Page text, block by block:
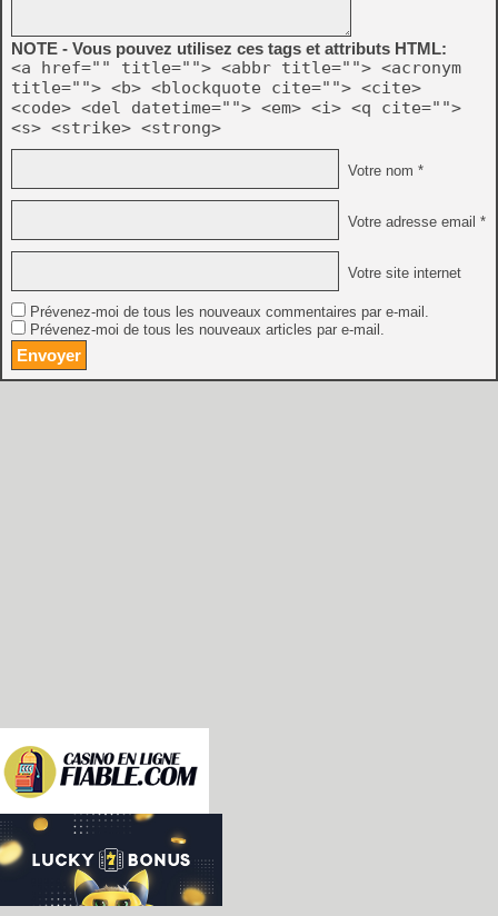
NOTE - Vous pouvez utilisez ces tags et attributs HTML:
<a href="" title=""> <abbr title=""> <acronym
title=""> <b> <blockquote cite=""> <cite>
<code> <del datetime=""> <em> <i> <q cite="">
<s> <strike> <strong>
Votre nom *
Votre adresse email *
Votre site internet
Prévenez-moi de tous les nouveaux commentaires par e-mail.
Prévenez-moi de tous les nouveaux articles par e-mail.